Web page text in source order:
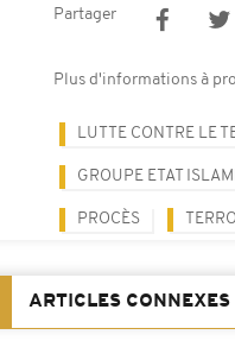
Partager
Plus d'informations à
LUTTE CONTRE LE
GROUPE ETAT
PROCÈS
ARTICLES CONNEXES